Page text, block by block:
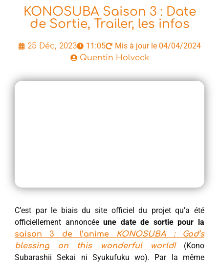
KONOSUBA Saison 3 : Date
de Sortie, Trailer, les infos
25 Déc, 2023 11:05 Mis à jour le 04/04/2024
Quentin Holveck
C’est par le biais du site officiel du projet qu’a été
officiellement annoncéeune date de sortie pour la
saison 3 de l’anime KONOSUBA : God’s
blessing on this wonderful world!(Kono
Subarashii Sekai ni Syukufuku wo). Par la même